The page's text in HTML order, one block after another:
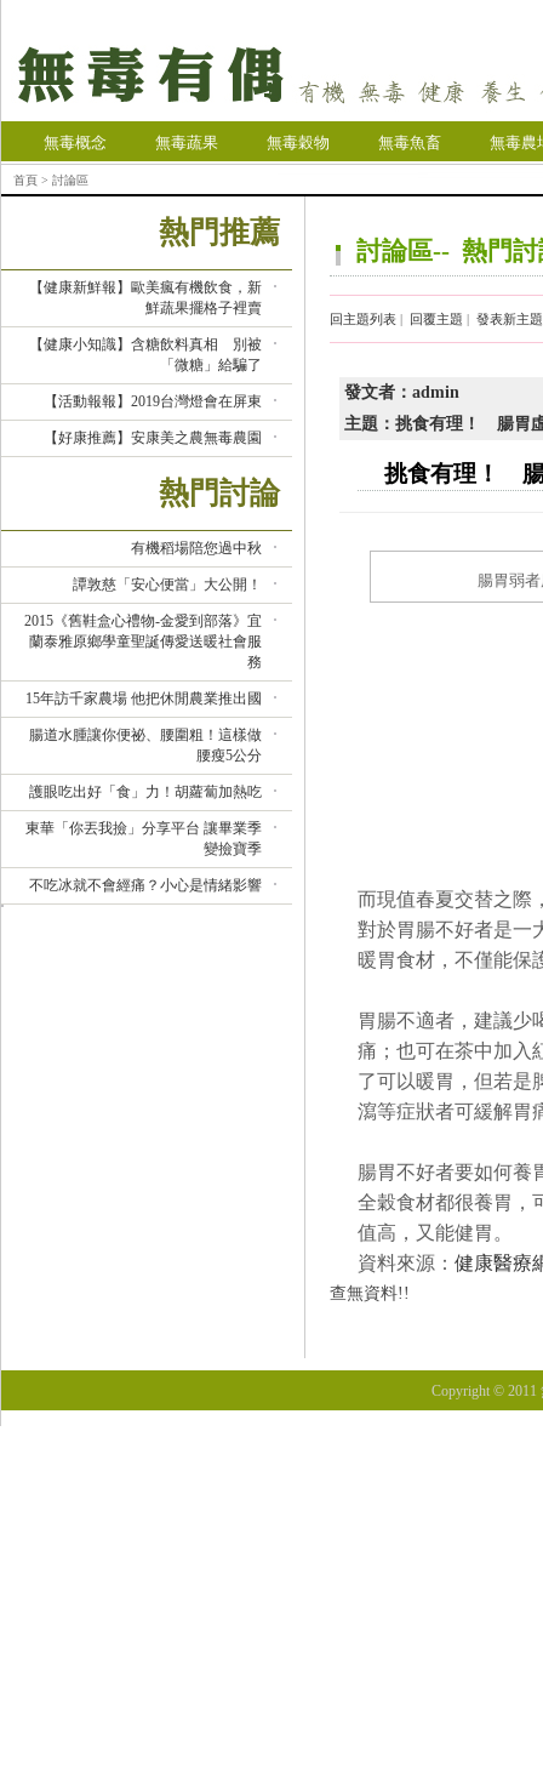
無毒概念 無毒蔬果 無毒穀物 無毒魚畜 無毒農
首頁 > 討論區
熱門推薦
【健康新鮮報】歐美瘋有機飲食，新
鮮蔬果擺格子裡賣
【健康小知識】含糖飲料真相 別被
「微糖」給騙了
【活動報報】2019台灣燈會在屏東
【好康推薦】安康美之農無毒農園
熱門討論
有機稻場陪您過中秋
譚敦慈「安心便當」大公開！
2015《舊鞋盒心禮物-金愛到部落》宜
蘭泰雅原鄉學童聖誕傳愛送暖社會服
務
15年訪千家農場 他把休閒農業推出國
腸道水腫讓你便祕、腰圍粗！這樣做
腰瘦5公分
護眼吃出好「食」力！胡蘿蔔加熱吃
東華「你丟我撿」分享平台 讓畢業季
變撿寶季
不吃冰就不會經痛？小心是情緒影響
討論區-- 熱門討
回主題列表 | 回覆主題 | 發表新主題
發文者：admin
主題：挑食有理！ 腸胃
挑食有理！
腸胃弱
而現值春夏交替之際
對於胃腸不好者是一
暖胃食材，不僅能保
胃腸不適者，建議少
痛；也可在茶中加入
了可以暖胃，但若是
瀉等症狀者可緩解胃
腸胃不好者要如何養
全穀食材都很養胃，
值高，又能健胃。
資料來源： 健康醫療
查無資料!!
Copyright © 2011